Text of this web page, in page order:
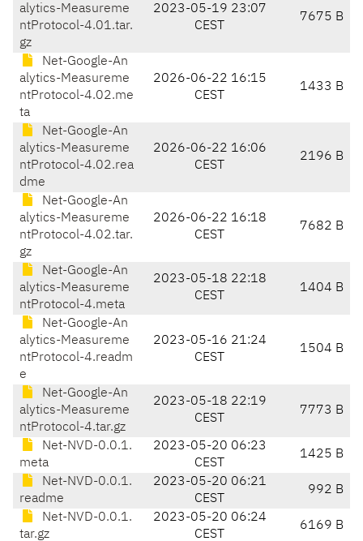
alytics-Measureme
ntProtocol-4.01.tar.
gz
2023-05-19 23:07
CEST
7675 B
Net-Google-An
alytics-Measureme
ntProtocol-4.02.me
ta
2026-06-22 16:15
CEST
1433 B
Net-Google-An
alytics-Measureme
ntProtocol-4.02.rea
dme
2026-06-22 16:06
CEST
2196 B
Net-Google-An
alytics-Measureme
ntProtocol-4.02.tar.
gz
2026-06-22 16:18
CEST
7682 B
Net-Google-An
alytics-Measureme
ntProtocol-4.meta
2023-05-18 22:18
CEST
1404 B
Net-Google-An
alytics-Measureme
ntProtocol-4.readm
e
2023-05-16 21:24
CEST
1504 B
Net-Google-An
alytics-Measureme
ntProtocol-4.tar.gz
2023-05-18 22:19
CEST
7773 B
Net-NVD-0.0.1.
meta
2023-05-20 06:23
CEST
1425 B
Net-NVD-0.0.1.
readme
2023-05-20 06:21
CEST
992 B
Net-NVD-0.0.1.
tar.gz
2023-05-20 06:24
CEST
6169 B